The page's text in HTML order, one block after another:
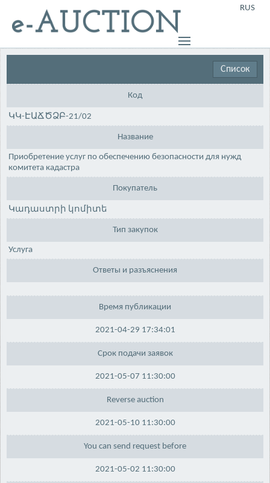
RUS
Список
Код
ԿԿ-ԷԱՃԾՁԲ-21/02
Название
Приобретение услуг по обеспечению безопасности для нужд
комитета кадастра
Покупатель
Կադաստրի կոմիտե
Тип закупок
Услуга
Ответы и разъяснения
Время публикации
2021-04-29 17:34:01
Срок подачи заявок
2021-05-07 11:30:00
Reverse auction
2021-05-10 11:30:00
You can send request before
2021-05-02 11:30:00